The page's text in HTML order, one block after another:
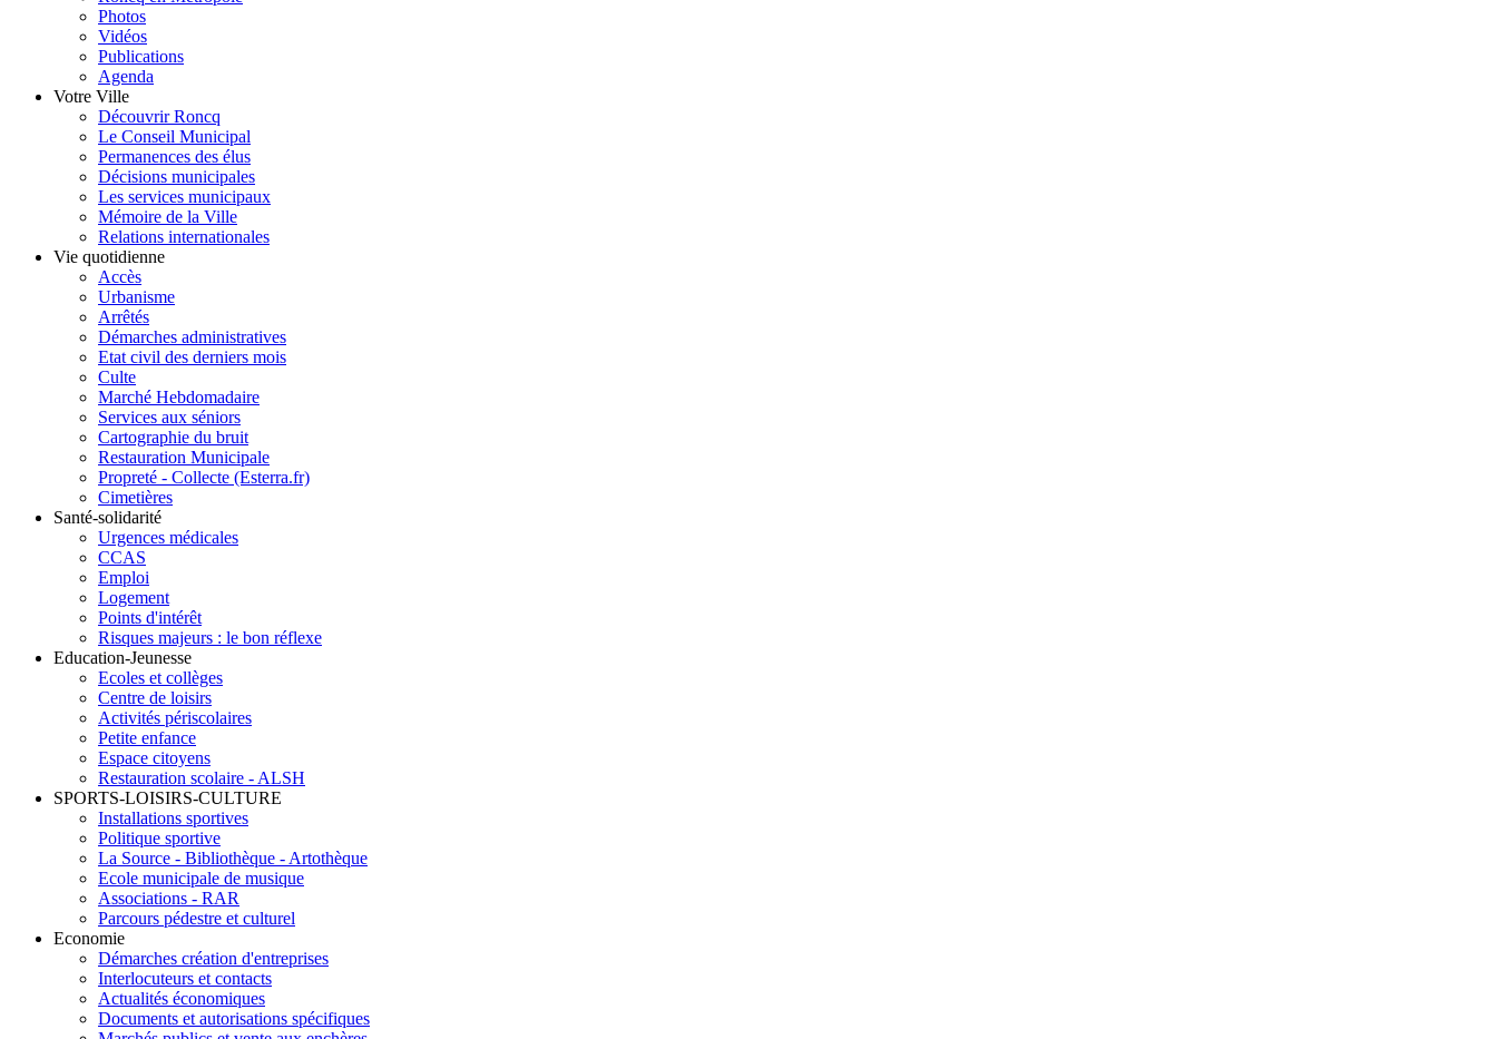
Photos
Vidéos
Publications
Agenda
Votre Ville
Découvrir Roncq
Le Conseil Municipal
Permanences des élus
Décisions municipales
Les services municipaux
Mémoire de la Ville
Relations internationales
Vie quotidienne
Accès
Urbanisme
Arrêtés
Démarches administratives
Etat civil des derniers mois
Culte
Marché Hebdomadaire
Services aux séniors
Cartographie du bruit
Restauration Municipale
Propreté - Collecte (Esterra.fr)
Cimetières
Santé-solidarité
Urgences médicales
CCAS
Emploi
Logement
Points d'intérêt
Risques majeurs : le bon réflexe
Education-Jeunesse
Ecoles et collèges
Centre de loisirs
Activités périscolaires
Petite enfance
Espace citoyens
Restauration scolaire - ALSH
SPORTS-LOISIRS-CULTURE
Installations sportives
Politique sportive
La Source - Bibliothèque - Artothèque
Ecole municipale de musique
Associations - RAR
Parcours pédestre et culturel
Economie
Démarches création d'entreprises
Interlocuteurs et contacts
Actualités économiques
Documents et autorisations spécifiques